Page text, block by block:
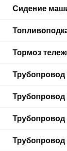
Сидение
Тормоз